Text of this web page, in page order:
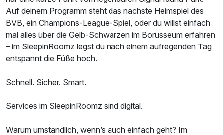
Auf deinem Programm steht das nächste Heimspiel des
BVB, ein Champions-League-Spiel, oder du willst einfach
mal alles über die Gelb-Schwarzen im Borusseum erfahren
– im SleepinRoomz legst du nach einem aufregenden Tag
entspannt die Füße hoch.
Schnell. Sicher. Smart.
Services im SleepinRoomz sind digital.
Warum umständlich, wenn’s auch einfach geht? Im